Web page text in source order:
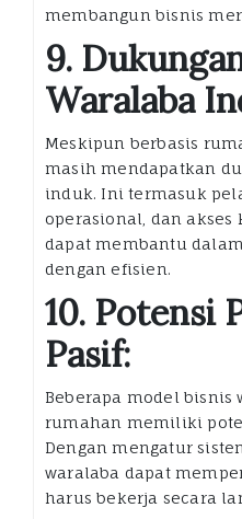
membangun bisnis
9.
Waralaba
Meskipun berbasis
masih mendapatkan
induk. Ini termasuk
operasional, dan akses
dapat membantu
dengan efisien.
10. Potensi
Pasif:
Beberapa model bisnis
rumahan memiliki
Dengan mengatur
waralaba dapat
harus bekerja secara